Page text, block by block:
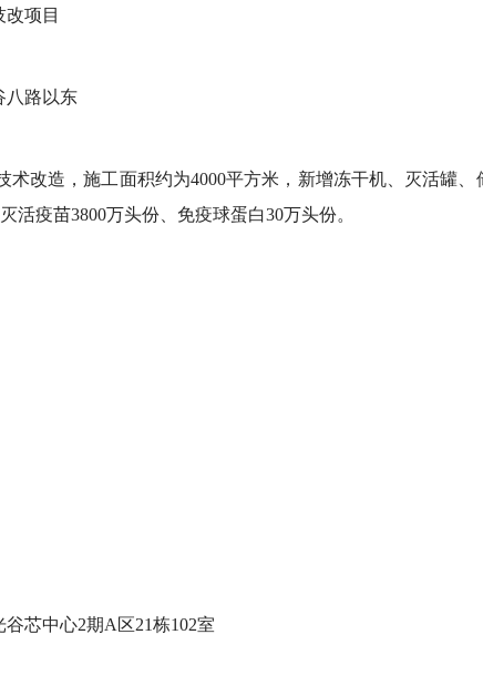
项目
八路以东
改造，施工面积约为4000平方米，新增冻干机、灭活罐
疫苗3800万头份、免疫球蛋白30万头份。
芯中心2期A区21栋102室